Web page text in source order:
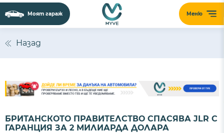
Меню
Моят гараж
Назад
БРИТАНСКОТО ПРАВИТЕЛСТВО СПАСЯВА JLR С
ГАРАНЦИЯ ЗА 2 МИЛИАРДА ДОЛАРА